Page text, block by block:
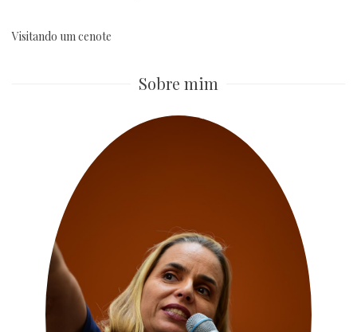
Visitando um cenote
Sobre mim